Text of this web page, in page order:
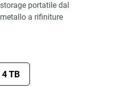
portatile dal
a rifiniture
4 TB